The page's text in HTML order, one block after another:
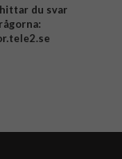
du svar